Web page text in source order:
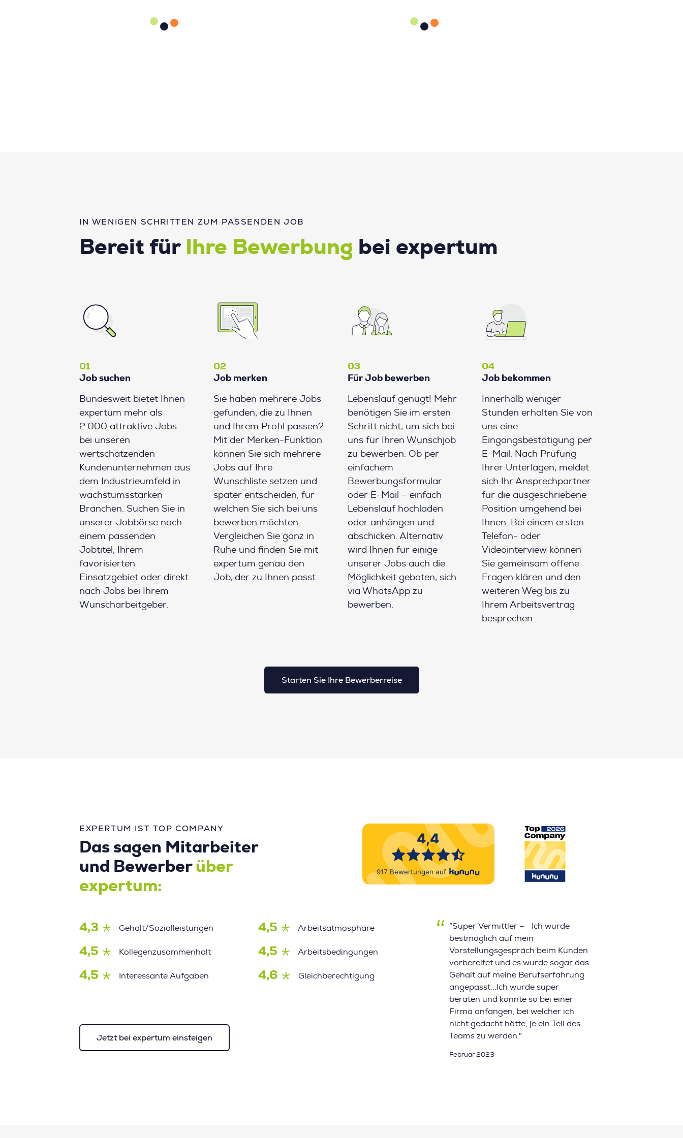
IN WENIGEN SCHRITTEN ZUM PASSENDEN JOB
Bereit für Ihre Bewerbung bei expertum
01
Job suchen
Bundesweit bietet Ihnen
expertum mehr als
2.000 attraktive Jobs
bei unseren
wertschätzenden
Kundenunternehmen aus
dem Industrieumfeld in
wachstumsstarken
Branchen. Suchen Sie in
unserer Jobbörse nach
einem passenden
Jobtitel, Ihrem
favorisierten
Einsatzgebiet oder direkt
nach Jobs bei Ihrem
Wunscharbeitgeber.
02
Job merken
Sie haben mehrere Jobs
gefunden, die zu Ihnen
und Ihrem Profil passen?
Mit der Merken-Funktion
können Sie sich mehrere
Jobs auf Ihre
Wunschliste setzen und
später entscheiden, für
welchen Sie sich bei uns
bewerben möchten.
Vergleichen Sie ganz in
Ruhe und finden Sie mit
expertum genau den
Job, der zu Ihnen passt.
03
Für Job bewerben
Lebenslauf genügt! Mehr
benötigen Sie im ersten
Schritt nicht, um sich bei
uns für Ihren Wunschjob
zu bewerben. Ob per
einfachem
Bewerbungsformular
oder E-Mail – einfach
Lebenslauf hochladen
oder anhängen und
abschicken. Alternativ
wird Ihnen für einige
unserer Jobs auch die
Möglichkeit geboten, sich
via WhatsApp zu
bewerben.
04
Job bekommen
Innerhalb weniger
Stunden erhalten Sie von
uns eine
Eingangsbestätigung per
E-Mail. Nach Prüfung
Ihrer Unterlagen, meldet
sich Ihr Ansprechpartner
für die ausgeschriebene
Position umgehend bei
Ihnen. Bei einem ersten
Telefon- oder
Videointerview können
Sie gemeinsam offene
Fragen klären und den
weiteren Weg bis zu
Ihrem Arbeitsvertrag
besprechen.
Starten Sie Ihre Bewerberreise
EXPERTUM IST TOP COMPANY
Das sagen Mitarbeiter
und Bewerber über
expertum:
4,3 Gehalt/Sozialleistungen 4,5 Arbeitsatmosphäre
4,5 Kollegenzusammenhalt 4,5 Arbeitsbedingungen
4,5 Interessante Aufgaben 4,6 Gleichberechtigung
Jetzt bei expertum einsteigen
”Super Vermittler – Ich wurde
bestmöglich auf mein
Vorstellungsgespräch beim Kunden
vorbereitet und es wurde sogar das
Gehalt auf meine Berufserfahrung
angepasst...Ich wurde super
beraten und konnte so bei einer
Firma anfangen, bei welcher ich
nicht gedacht hätte, je ein Teil des
Teams zu werden."
Februar 2023